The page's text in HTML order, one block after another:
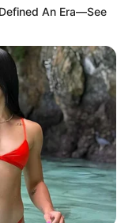
An Era—See